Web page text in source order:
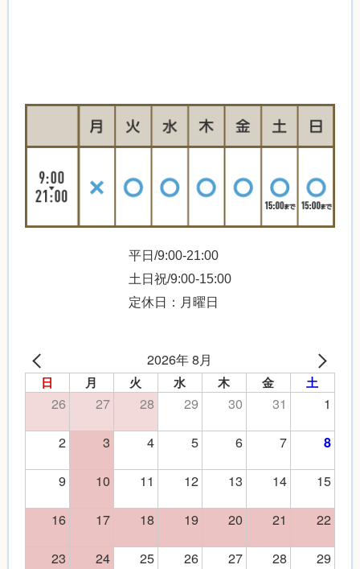
平日/9:00-21:00
土日祝/9:00-15:00
定休日：月曜日
2026年 8月
日 月 火 水 木 金 土
26 27 28 29 30 31
1
2
3 4 5 6 7 8
9 10 11 12 13 14
15
16
17 18 19 20 21
22
23
24 25 26 27 28
29